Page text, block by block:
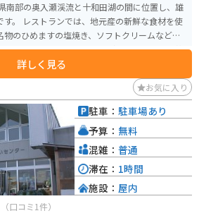
南部の奥入瀬渓流と十和田湖の間に位置し、雄
食材を使
のひめますの塩焼き、ソフトクリームなどが
。 バイクで訪れる方は、駐車
は紅葉と、四季折々の
周辺には、奥入瀬渓流や十和田湖、八甲田山
トも点在しており、観光拠点としても最適な場
詳しく見る
お気に入り
（口コミ1件）
駐車： 駐車場あり
予算： 無料
混雑： 普通
滞在： 1時間
施設： 屋内